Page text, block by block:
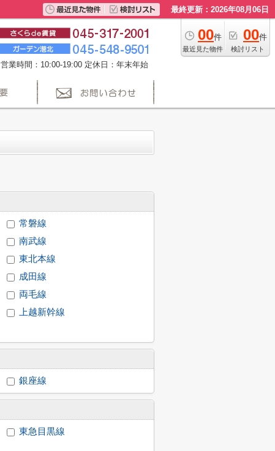
最終更新：2026年08月06日
00件
最近見た物件
00件
検討リスト
営業時間：10:00-19:00 定休日：年末年始
常磐線
南武線
東北本線
成田線
両毛線
上越新幹線
銀座線
東急目黒線